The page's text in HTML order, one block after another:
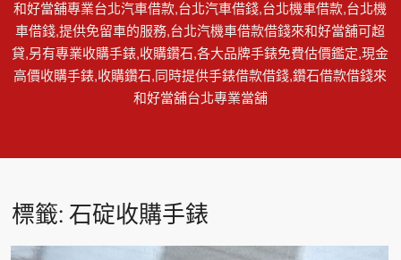
和好當舖專業台北汽車借款,台北汽車借錢,台北機車借款,台北機
車借錢,提供免留車的服務,台北汽機車借款借錢來和好當舖可超
貸,另有專業收購手錶,收購鑽石,各大品牌手錶免費估價鑑定,現金
高價收購手錶,收購鑽石,同時提供手錶借款借錢,鑽石借款借錢來
和好當舖台北專業當舖
標籤: 石碇收購手錶